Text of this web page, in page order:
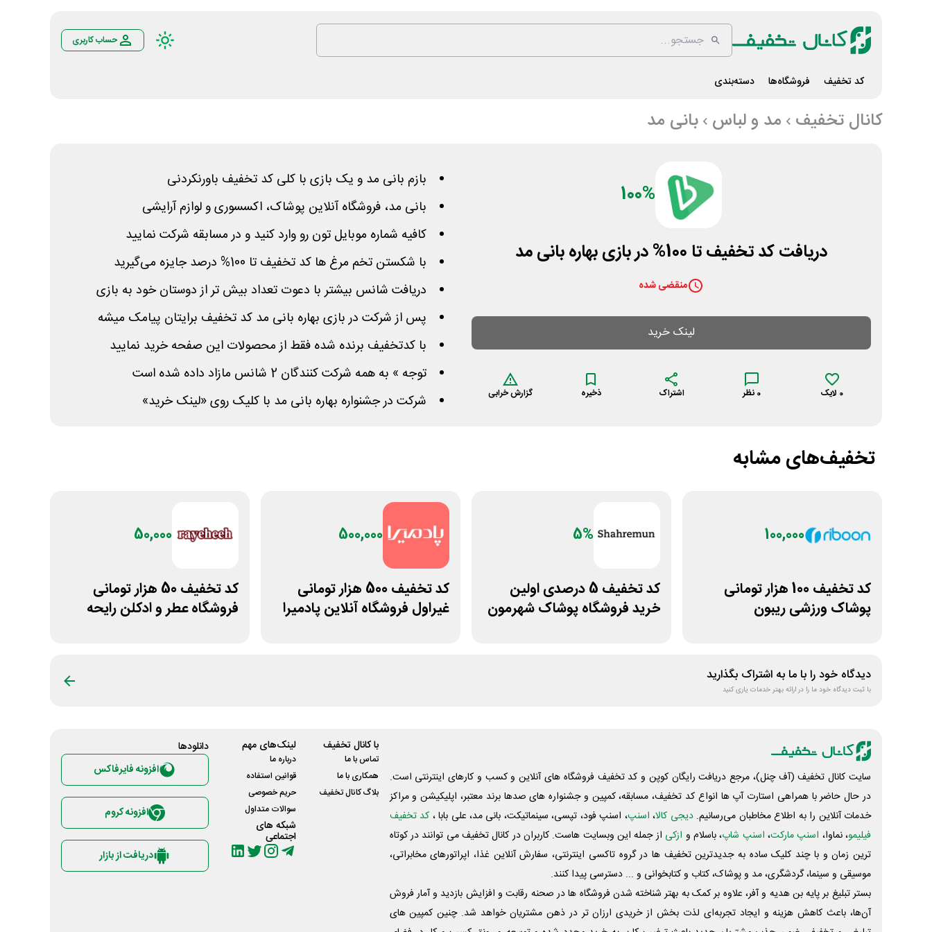
حساب کاربری
کد تخفیف فروشگاه‌ها دسته‌بندی
کانال تخفیف مد و لباس بانی مد
100%
دریافت کد تخفیف تا 100% در بازی بهاره بانی مد
منقضی شده
لینک خرید
0 لایک 0 نظر اشتراک ذخیره گزارش خرابی
بازم بانی مد و یک بازی با کلی کد تخفیف باورنکردنی
بانی مد، فروشگاه آنلاین پوشاک، اکسسوری و لوازم آرایشی
کافیه شماره موبایل تون رو وارد کنید و در مسابقه شرکت نمایید
با شکستن تخم مرغ ها کد تخفیف تا 100% درصد جایزه می‌گیرید
دریافت شانس بیشتر با دعوت تعداد بیش تر از دوستان خود به بازی
پس از شرکت در بازی بهاره بانی مد کد تخفیف برایتان پیامک میشه
با کدتخفیف برنده شده فقط ازمحصولات این صفحه خرید نمایید
توجه » به همه شرکت کنندگان 2 شانس مازاد داده شده است
شرکت در جشنواره بهاره بانی مد با کلیک روی «لینک خرید»
تخفیف‌های مشابه
100,000
کد تخفیف 100 هزار تومانی
پوشاک ورزشی ریبون
5%
کد تخفیف 5 درصدی اولین
خرید فروشگاه پوشاک شهرمون
500,000
کد تخفیف 500 هزار تومانی
غیراول فروشگاه آنلاین پادمیرا
50,000
کد تخفیف 50 هزار تومانی
فروشگاه عطر و ادکلن رایحه
دیدگاه خود را با ما به اشتراک بگذارید
با ثبت دیدگاه خود ما را در ارائه بهتر خدمات یاری کنید
سایت کانال تخفیف (آف چنل)، مرجع دریافت رایگان کوپن و کد تخفیف فروشگاه های آنلاین و کسب و‌ کارهای اینترنتی است.
در حال حاضر با همراهی استارت آپ ها انواع کد تخفیف، مسابقه، کمپین و جشنواره های صدها برند معتبر، اپلیکیشن و مراکز
خدمات آنلاین را به اطلاع مخاطبان می‌رسانیم. دیجی کالا، اسنپ، اسنپ فود، تپسی، سینماتیکت، بانی مد، علی‌ بابا ، کد تخفیف
فیلیمو، نماوا، اسنپ مارکت، اسنپ شاپ، باسلام و ازکی از جمله این وبسایت ‌هاست. کاربران در کانال تخفیف می توانند در کوتاه
ترین زمان و با چند کلیک ساده به جدیدترین تخفیف ها در گروه تاکسی اینترنتی، سفارش آنلاین غذا، اپراتورهای مخابراتی،
موسیقی و سینما، گردشگری، مد و پوشاک، کتاب و کتابخوانی و ... دسترسی پیدا کنند.
بستر تبلیغ بر پایه بن هدیه و آفر، علاوه بر کمک به بهتر شناخته شدن فروشگاه ها در صحنه رقابت و افزایش بازدید و آمار فروش
آن‌ها، باعث کاهش هزینه و ایجاد تجربه‌ای لذت بخش از خریدی ارزان تر در ذهن مشتریان خواهد شد. چنین کمپین های
با کانال تخفیف
تماس با ما
همکاری با ما
بلاگ کانال تخفیف
لینک‌های مهم
درباره ما
قوانین استفاده
حریم خصوصی
سوالات متداول
شبکه های
اجتماعی
دانلود‌ها
افزونه فایرفاکس
افزونه کروم
دریافت از بازار